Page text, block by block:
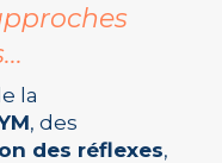
la
, des
des réflexes,